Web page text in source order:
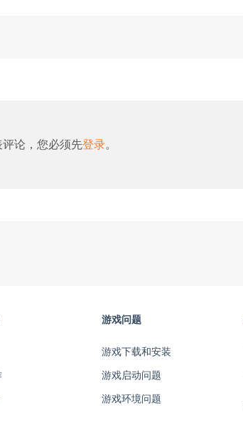
评论，您必须先登录。
游戏问题
游戏下载和安装
游戏启动问题
游戏环境问题